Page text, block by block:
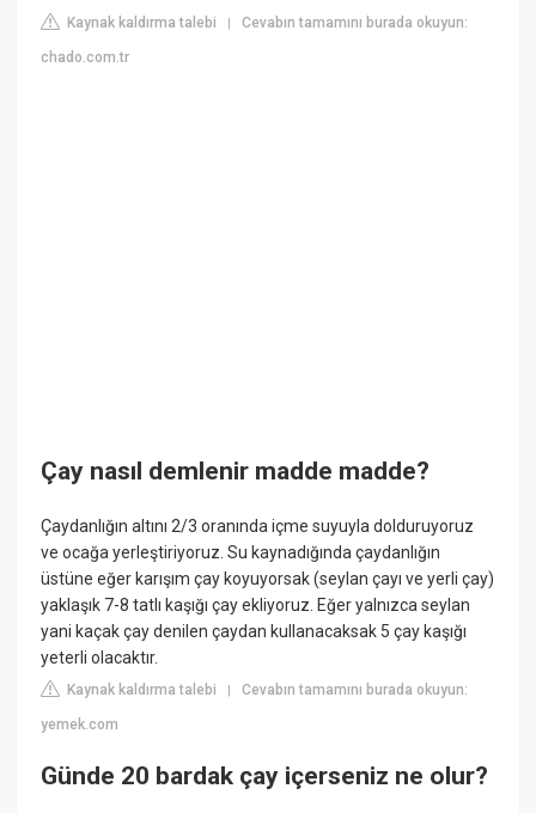
Kaynak kaldırma talebi |Cevabın tamamını burada okuyun:
chado.com.tr
Çay nasıl demlenir madde madde?
Çaydanlığın altını 2/3 oranında içme suyuyla dolduruyoruz
ve ocağa yerleştiriyoruz. Su kaynadığında çaydanlığın
üstüne eğer karışım çay koyuyorsak (seylan çayı ve yerli çay)
yaklaşık 7-8 tatlı kaşığı çay ekliyoruz. Eğer yalnızca seylan
yani kaçak çay denilen çaydan kullanacaksak 5 çay kaşığı
yeterli olacaktır.
Kaynak kaldırma talebi |Cevabın tamamını burada okuyun:
yemek.com
Günde 20 bardak çay içerseniz ne olur?